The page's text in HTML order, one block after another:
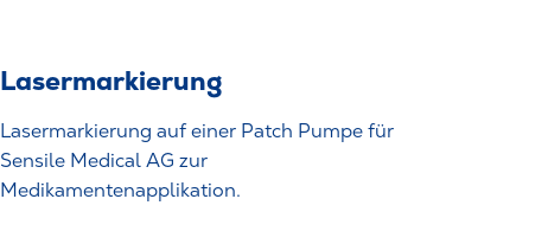
Lasermarkierung
Lasermarkierung auf einer Patch Pumpe für
Sensile Medical AG zur
Medikamentenapplikation.